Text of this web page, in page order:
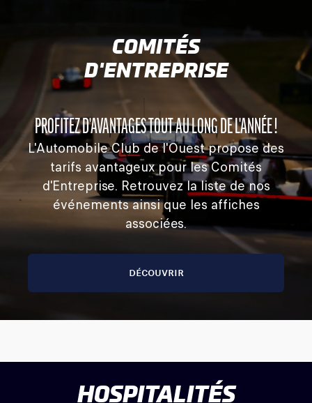
COMITÉS
D'ENTREPRISE
PROFITEZ D'AVANTAGES TOUT AU LONG DE L'ANNÉE !
L'Automobile Club de l'Ouest propose des
tarifs avantageux pour les Comités
d'Entreprise. Retrouvez la liste de nos
événements ainsi que les affiches
associées.
DÉCOUVRIR
HOSPITALITÉS